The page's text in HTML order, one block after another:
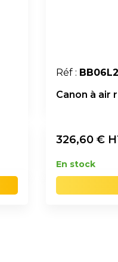
Réf : BB06L2
Canon à air
326,60 €
En stock